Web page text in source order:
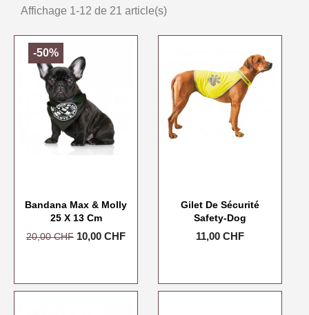
Affichage 1-12 de 21 article(s)
Bandana Max & Molly
25 X 13 Cm
Prix
20,00 CHF Prix
10,00 CHF
-50%
Gilet De Sécurité
Safety-Dog
Prix
11,00 CHF